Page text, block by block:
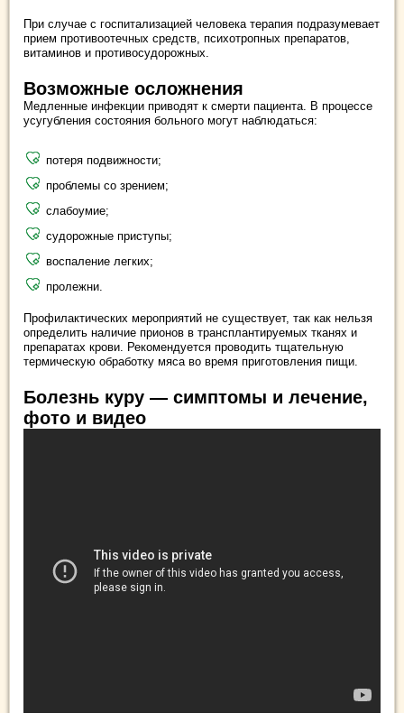
При случае с госпитализацией человека терапия подразумевает
прием противоотечных средств, психотропных препаратов,
витаминов и противосудорожных.
Возможные осложнения
Медленные инфекции приводят к смерти пациента. В процессе
усугубления состояния больного могут наблюдаться:
потеря подвижности;
проблемы со зрением;
слабоумие;
судорожные приступы;
воспаление легких;
пролежни.
Профилактических мероприятий не существует, так как нельзя
определить наличие прионов в трансплантируемых тканях и
препаратах крови. Рекомендуется проводить тщательную
термическую обработку мяса во время приготовления пищи.
Болезнь куру — симптомы и лечение,
фото и видео